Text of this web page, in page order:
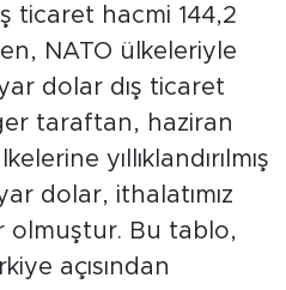
ticaret hacmi 144,2
NATO ülkeleriyle
dolar dış ticaret
taraftan, haziran
yıllıklandırılmış
dolar, ithalatımız
olmuştur. Bu tablo,
açısından